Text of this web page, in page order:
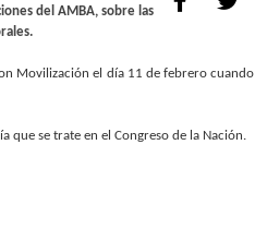
del AMBA, sobre las
Movilización el día 11 de febrero cuando
que se trate en el Congreso de la Nación.